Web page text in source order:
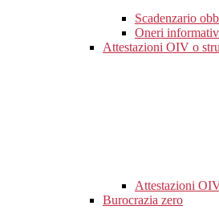
Scadenzario
Oneri
Attestazioni OIV o
Attestazioni
Burocrazia zero